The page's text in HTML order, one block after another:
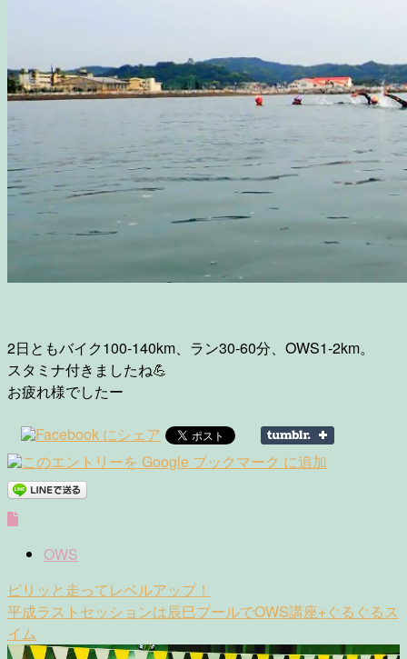
2日ともバイク100-140km、ラン30-60分、OWS1-2km。
スタミナ付きましたね💪
お疲れ様でしたー
OWS
Post
navigation
ピリッと走ってレベルアップ！
平成ラストセッションは辰巳プールでOWS講座+ぐるぐるス
イム